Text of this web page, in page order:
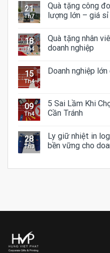
21
Th7
Quà tặng công
lượng lớn – giá sỉ
18
Th4
Quà tặng nhân
doanh nghiệp
15
Th4
Doanh nghiệp
09
Th4
5 Sai Lầm Khi
Cần Tránh
28
Th3
Ly giữ nhiệt in
bền vững cho